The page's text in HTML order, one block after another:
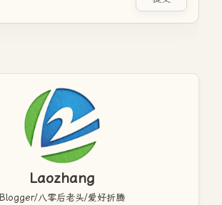
Laozhang
Blogger/八零后老头/爱好折腾